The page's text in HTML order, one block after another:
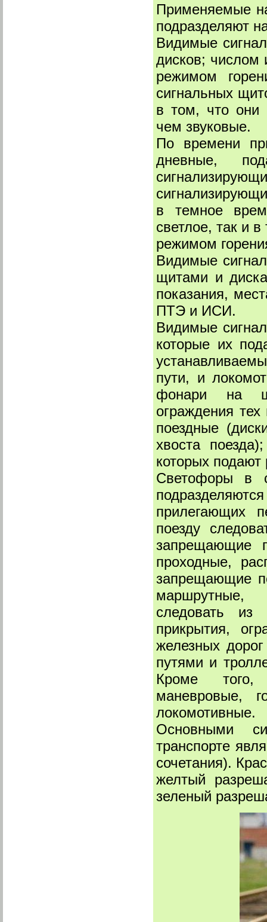
Применяемые
подразделяют
Видимые
дисков; числом
режимом
сигнальных
в том, что они
чем звуковые.
По времени
дневные,
в темное
светлое, так и
режимом
Видимые
щитами и
показания,
ПТЭ и ИСИ.
Видимые
которые их
пути, и
фонари на
ограждения
поездные
хвоста
которых
Светофоры в
прилегающих
поезду
запрещающие
проходные,
запрещающие
маршрутные,
следовать из
прикрытия,
железных
путями и
Кроме того,
маневровые,
локомотивные.
Основными
транспорте
сочетания).
желтый
зеленый